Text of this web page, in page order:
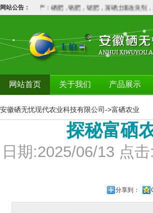
网站公告：
司专业生产：硒肥，铬肥，锗肥，富硒土壤改良剂，
网站首页 关于我们 产品展示
安徽硒无忧现代农业科技有限公司->富硒农业
探秘富硒
日期:2025/06/13 点
分享到：